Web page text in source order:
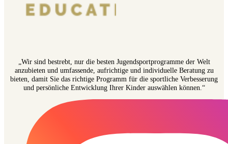
„Wir sind bestrebt, nur die besten Jugendsportprogramme der Welt
anzubieten und umfassende, aufrichtige und individuelle Beratung zu
bieten, damit Sie das richtige Programm für die sportliche Verbesserung
und persönliche Entwicklung Ihrer Kinder auswählen können.“